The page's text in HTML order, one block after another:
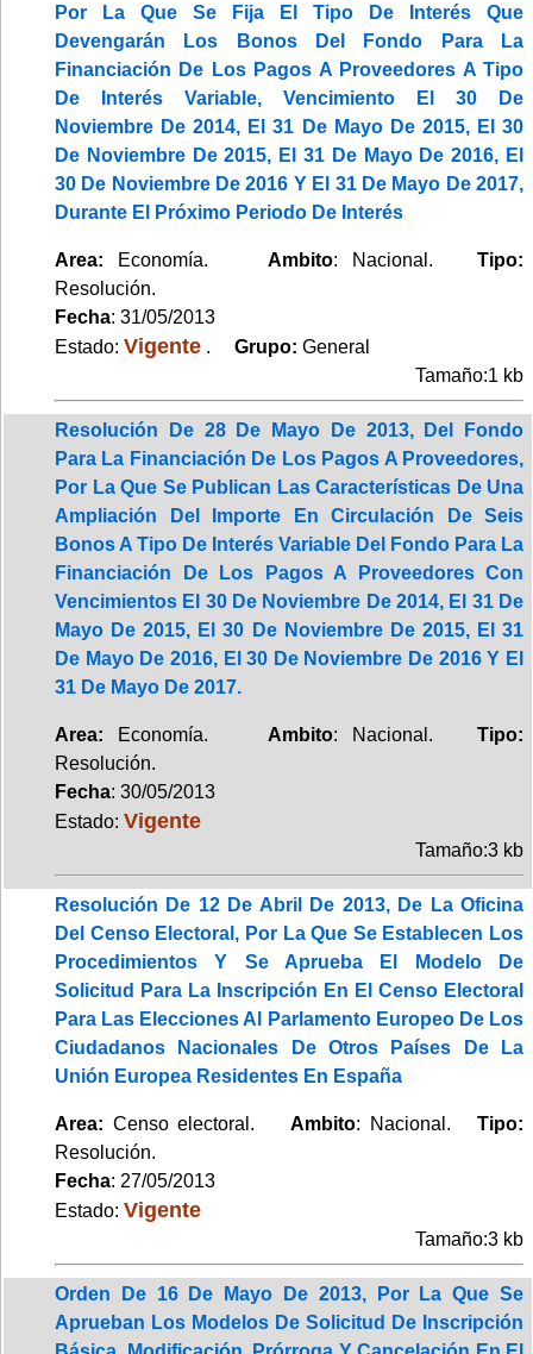
Por La Que Se Fija El Tipo De Interés Que
Devengarán Los Bonos Del Fondo Para La
Financiación De Los Pagos A Proveedores A Tipo
De Interés Variable, Vencimiento El 30 De
Noviembre De 2014, El 31 De Mayo De 2015, El 30
De Noviembre De 2015, El 31 De Mayo De 2016, El
30 De Noviembre De 2016 Y El 31 De Mayo De 2017,
Durante El Próximo Periodo De Interés
Area: Economía. Ambito: Nacional.Tipo:
Resolución.
Fecha: 31/05/2013
Estado: Vigente . Grupo: General
Tamaño:1 kb
Resolución De 28 De Mayo De 2013, Del Fondo
Para La Financiación De Los Pagos A Proveedores,
Por La Que Se Publican Las Características De Una
Ampliación Del Importe En Circulación De Seis
Bonos A Tipo De Interés Variable Del Fondo Para La
Financiación De Los Pagos A Proveedores Con
Vencimientos El 30 De Noviembre De 2014, El 31 De
Mayo De 2015, El 30 De Noviembre De 2015, El 31
De Mayo De 2016, El 30 De Noviembre De 2016 Y El
31 De Mayo De 2017.
Area: Economía. Ambito: Nacional.Tipo:
Resolución.
Fecha: 30/05/2013
Estado: Vigente
Tamaño:3 kb
Resolución De 12 De Abril De 2013, De La Oficina
Del Censo Electoral, Por La Que Se Establecen Los
Procedimientos Y Se Aprueba El Modelo De
Solicitud Para La Inscripción En El Censo Electoral
Para Las Elecciones Al Parlamento Europeo De Los
Ciudadanos Nacionales De Otros Países De La
Unión Europea Residentes En España
Area: Censo electoral. Ambito: Nacional. Tipo:
Resolución.
Fecha: 27/05/2013
Estado: Vigente
Tamaño:3 kb
Orden De 16 De Mayo De 2013, Por La Que Se
Aprueban Los Modelos De Solicitud De Inscripción